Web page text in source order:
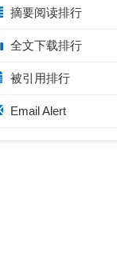
摘要阅读排行
全文下载排行
被引用排行
Email Alert